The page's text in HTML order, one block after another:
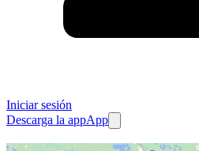
Iniciar sesión
Descarga la appApp